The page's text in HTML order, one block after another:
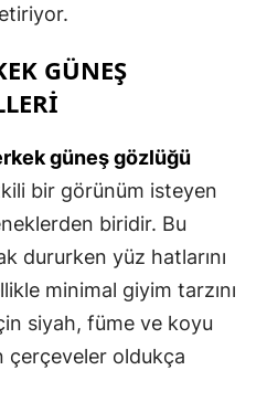
GÜNEŞ
güneş gözlüğü
bir görünüm isteyen
biridir. Bu
dururken yüz hatlarını
minimal giyim tarzını
siyah, füme ve koyu
oldukça